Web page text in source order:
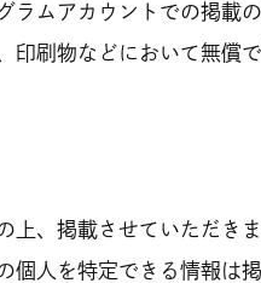
ラムアカウントでの掲載
印刷物などにおいて無償
上、掲載させていただきま
個人を特定できる情報は